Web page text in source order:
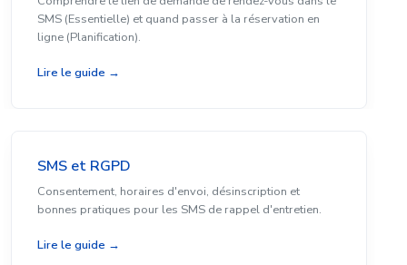
SMS (Essentielle) et quand passer à la réservation en
ligne (Planification).
Lire le guide →
SMS et RGPD
Consentement, horaires d'envoi, désinscription et
bonnes pratiques pour les SMS de rappel d'entretien.
Lire le guide →